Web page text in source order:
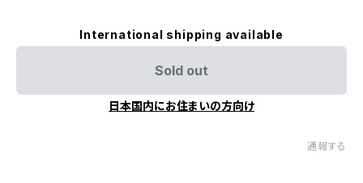
International shipping available
Sold out
日本国内にお住まいの方向け
通報する